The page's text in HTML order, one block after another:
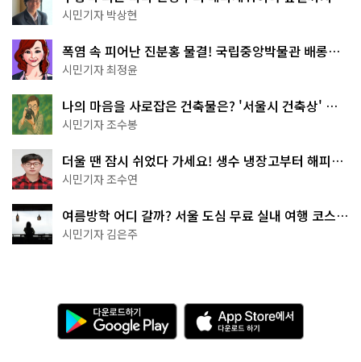
서울둘레길 15코스
시민기자 박상현
폭염 속 피어난 진분홍 물결! 국립중앙박물관 배롱나
무 명소
시민기자 최정윤
나의 마음을 사로잡은 건축물은? '서울시 건축상' 수
상작 공개!
시민기자 조수봉
더울 땐 잠시 쉬었다 가세요! 생수 냉장고부터 해피소
·무더위쉼터까지
시민기자 조수연
여름방학 어디 갈까? 서울 도심 무료 실내 여행 코스
추천
시민기자 김은주
다
운
로
A
p
p